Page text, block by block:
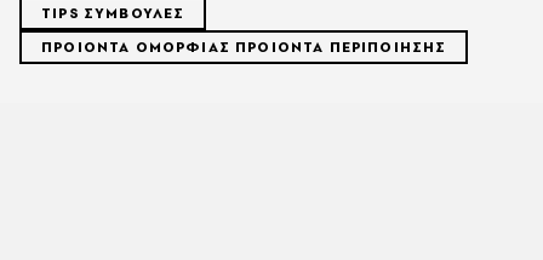
TIPS ΣΥΜΒΟΥΛΕΣ
ΠΡΟΙΟΝΤΑ ΟΜΟΡΦΙΑΣ ΠΡΟΙΟΝΤΑ ΠΕΡΙΠΟΙΗΣΗΣ